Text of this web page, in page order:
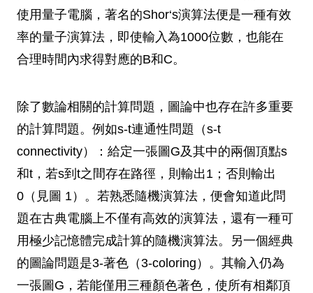
使用量子電腦，著名的Shor‘s演算法便是一種有效
率的量子演算法，即使輸入為1000位數，也能在
合理時間內求得對應的B和C。
除了數論相關的計算問題，圖論中也存在許多重要
的計算問題。例如s-t連通性問題（s-t
connectivity）：給定一張圖G及其中的兩個頂點s
和t，若s到t之間存在路徑，則輸出1；否則輸出
0（見圖 1）。若熟悉隨機演算法，便會知道此問
題在古典電腦上不僅有高效的演算法，還有一種可
用極少記憶體完成計算的隨機演算法。另一個經典
的圖論問題是3-著色（3-coloring）。其輸入仍為
一張圖G，若能僅用三種顏色著色，使所有相鄰頂